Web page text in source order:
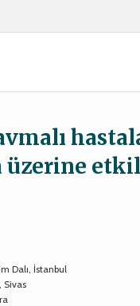
üzerine
Dalı, İstanbul
Sivas